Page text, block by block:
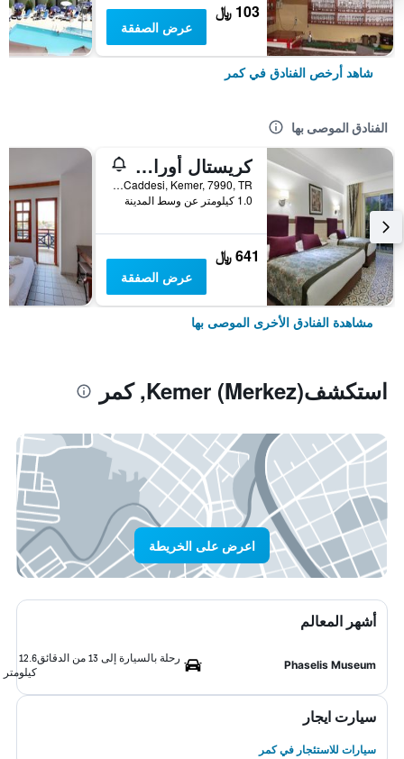
103 ﷼
عرض الصفقة
شاهد أرخص الفنادق في كمر
الفنادق الموصى بها
كريستال أورا أكوا كوليكشن -سعامامل جميع الخدمات
Atatürk Caddesi, Kemer, 7990, TR, كمر, تركيا
1.0 كيلومتر عن وسط المدينة
641 ﷼
عرض الصفقة
مشاهدة الفنادق الأخرى الموصى بها
استكشفKemer (Merkez), كمر
اعرض على الخريطة
أشهر المعالم
Phaselis Museum
رحلة بالسيارة إلى 13 من الدقائق
12.6
كيلومتر
سيارت ايجار
سيارات للاستئجار في كمر